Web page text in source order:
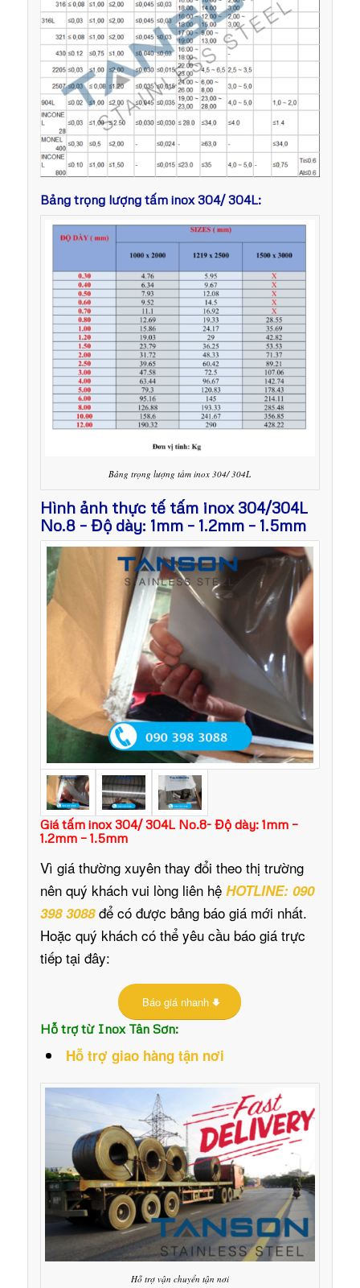
Bảng trọng lượng tấm inox 304/ 304L:
Bảng trọng lượng tấm inox 304/ 304L
Hình ảnh thực tế tấm inox 304/304L
No.8 – Độ dày: 1mm – 1.2mm – 1.5mm
Giá tấm inox 304/ 304L No.8- Độ dày: 1mm –
1.2mm – 1.5mm
Vì giá thường xuyên thay đổi theo thị trường
nên quý khách vui lòng liên hệ HOTLINE: 090
398 3088để có được bảng báo giá mới nhất.
Hoặc quý khách có thể yêu cầu báo giá trực
tiếp tại đây:
Báo giá nhanh
Hỗ trợ từ Inox Tân Sơn:
Hỗ trợ giao hàng tận nơi
Hỗ trợ vận chuyển tận nơi